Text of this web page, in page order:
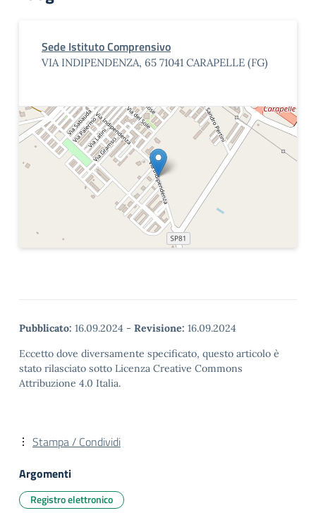
Sede Istituto Comprensivo
VIA INDIPENDENZA, 65 71041 CARAPELLE (FG)
Pubblicato: 16.09.2024 - Revisione: 16.09.2024
Eccetto dove diversamente specificato, questo articolo è
stato rilasciato sotto Licenza Creative Commons
Attribuzione 4.0 Italia.
Stampa / Condividi
Argomenti
Registro elettronico